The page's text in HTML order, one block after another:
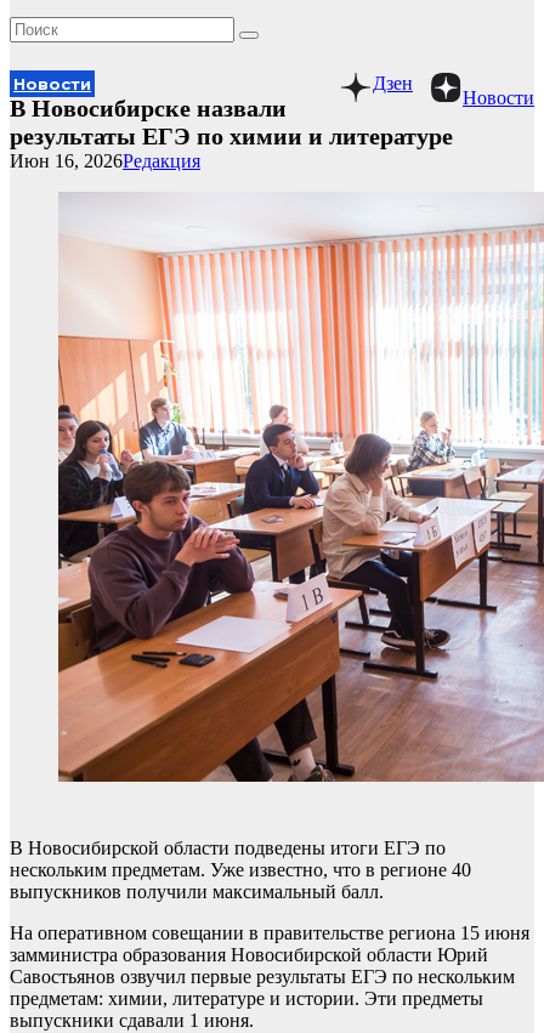
Новости
Дзен
Новости
В Новосибирске назвали
результаты ЕГЭ по химии и литературе
Редакция
Июн 16, 2026
В Новосибирской области подведены итоги ЕГЭ по
нескольким предметам. Уже известно, что в регионе 40
выпускников получили максимальный балл.
На оперативном совещании в правительстве региона 15 июня
замминистра образования Новосибирской области Юрий
Савостьянов озвучил первые результаты ЕГЭ по нескольким
предметам: химии, литературе и истории. Эти предметы
выпускники сдавали 1 июня.